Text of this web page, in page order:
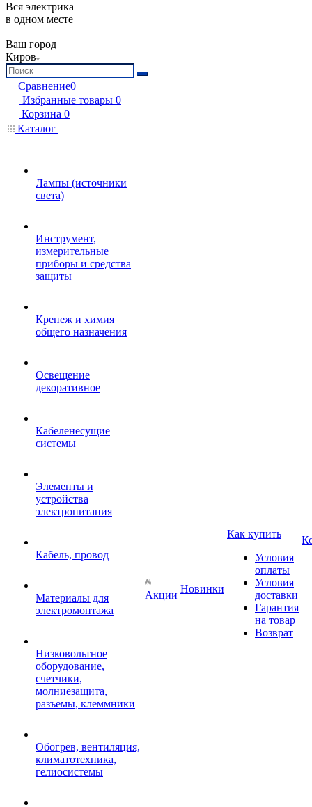
Вся электрика
в одном месте
Ваш город
Киров
Сравнение0
Избранные товары 0
Корзина 0
Каталог
Лампы (источники
света)
Инструмент,
измерительные
приборы и средства
защиты
Крепеж и химия
общего назначения
Освещение
декоративное
Кабеленесущие
системы
Элементы и
устройства
электропитания
Кабель, провод
Материалы для
электромонтажа
Низковольтное
оборудование,
счетчики,
молниезащита,
разъемы, клеммники
Обогрев, вентиляция,
климатотехника,
гелиосистемы
Акции
Новинки
Как купить
Условия
оплаты
Условия
доставки
Гарантия
на товар
Возврат